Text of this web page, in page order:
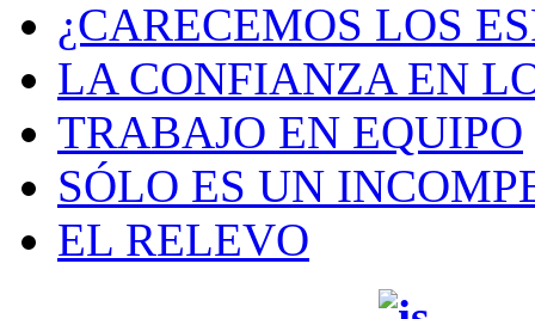
¿CARECEMOS LOS
LA CONFIANZA EN
TRABAJO EN EQUIPO
SÓLO ES UN
EL RELEVO